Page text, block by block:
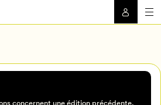
concernent une édition précédente.